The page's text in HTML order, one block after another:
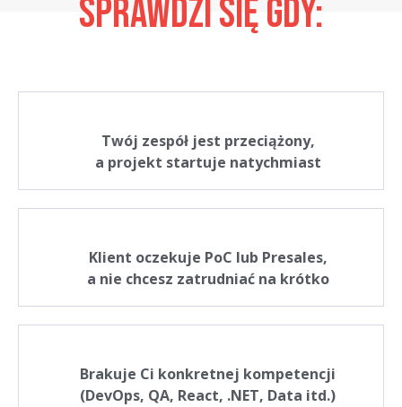
sprawdzi się gdy:
Twój zespół jest przeciążony,
a projekt startuje natychmiast
Klient oczekuje PoC lub Presales,
a nie chcesz zatrudniać na krótko
Brakuje Ci konkretnej kompetencji
(DevOps, QA, React, .NET, Data itd.)